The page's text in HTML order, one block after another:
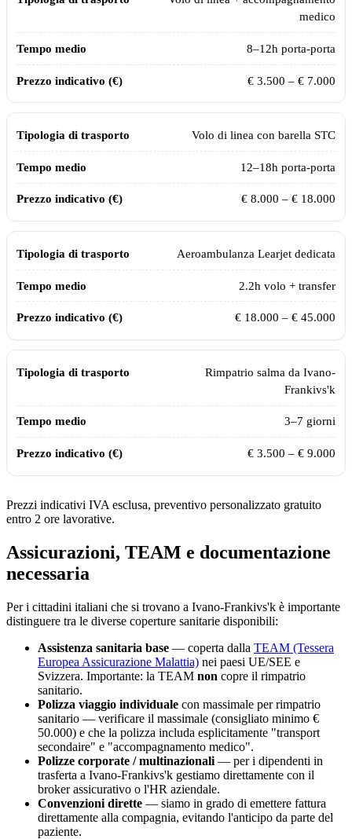
medico
8–12h porta-porta
€ 3.500 – € 7.000
Volo di linea con barella STC
12–18h porta-porta
€ 8.000 – € 18.000
Aeroambulanza Learjet dedicata
2.2h volo + transfer
€ 18.000 – € 45.000
Rimpatrio salma da Ivano-
Frankivs'k
3–7 giorni
€ 3.500 – € 9.000
Prezzi indicativi IVA esclusa, preventivo personalizzato gratuito
entro 2 ore lavorative.
Assicurazioni, TEAM e documentazione
necessaria
Per i cittadini italiani che si trovano a Ivano-Frankivs'k è importante
distinguere tra le diverse coperture sanitarie disponibili:
Assistenza sanitaria base — coperta dalla TEAM (Tessera
Europea Assicurazione Malattia) nei paesi UE/SEE e
Svizzera. Importante: la TEAM non copre il rimpatrio
sanitario.
Polizza viaggio individuale con massimale per rimpatrio
sanitario — verificare il massimale (consigliato minimo €
50.000) e che la polizza includa esplicitamente "transport
secondaire" e "accompagnamento medico".
Polizze corporate / multinazionali — per i dipendenti in
trasferta a Ivano-Frankivs'k gestiamo direttamente con il
broker assicurativo o l'HR aziendale.
Convenzioni dirette — siamo in grado di emettere fattura
direttamente alla compagnia, evitando l'anticipo da parte del
paziente.